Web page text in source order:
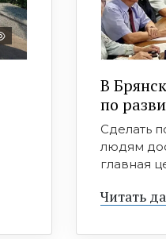
В
по
Сделать
людям
главная
Читать